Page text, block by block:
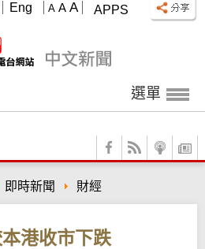
APPS
A A A
Eng
選單
即時新聞 財經
港收市下跌